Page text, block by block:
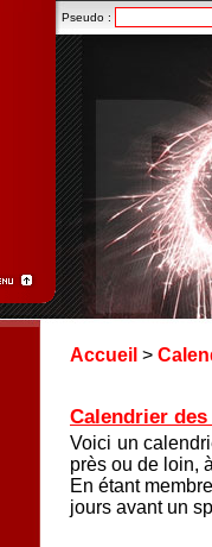
Accueil >
Calendrier
Voici un
près ou de loin,
En étant
jours avant un
Pseudo :